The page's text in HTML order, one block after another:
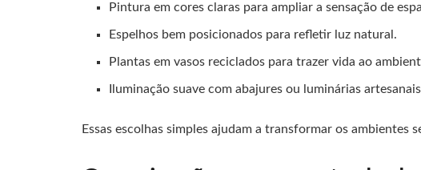
Pintura em cores claras para ampliar a sensação de
Espelhos bem posicionados para refletir luz natural.
Plantas em vasos reciclados para trazer vida ao
Iluminação suave com abajures ou luminárias
Essas escolhas simples ajudam a transformar os ambientes